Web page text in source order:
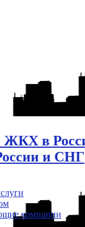
ЖКХ в
и СНГ
компании